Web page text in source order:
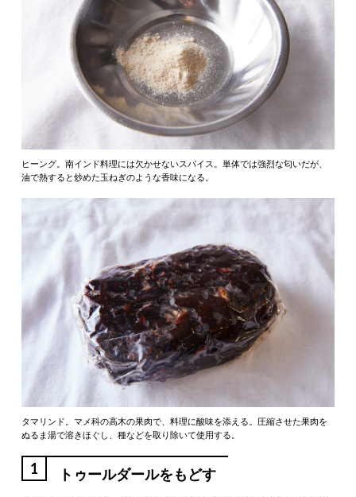
ヒーング。南インド料理には欠かせないスパイス。単体では強烈な匂いだが、
油で熱すると炒めた玉ねぎのような香味になる。
タマリンド。マメ科の高木の果肉で、料理に酸味を添える。圧縮させた果肉を
ぬるま湯で溶きほぐし、種などを取り除いて使用する。
1 トゥールダールをもどす